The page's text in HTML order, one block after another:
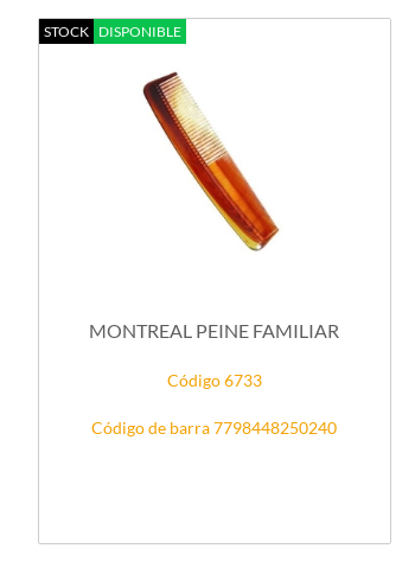
STOCK DISPONIBLE
MONTREAL PEINE FAMILIAR
Código 6733
Código de barra 7798448250240